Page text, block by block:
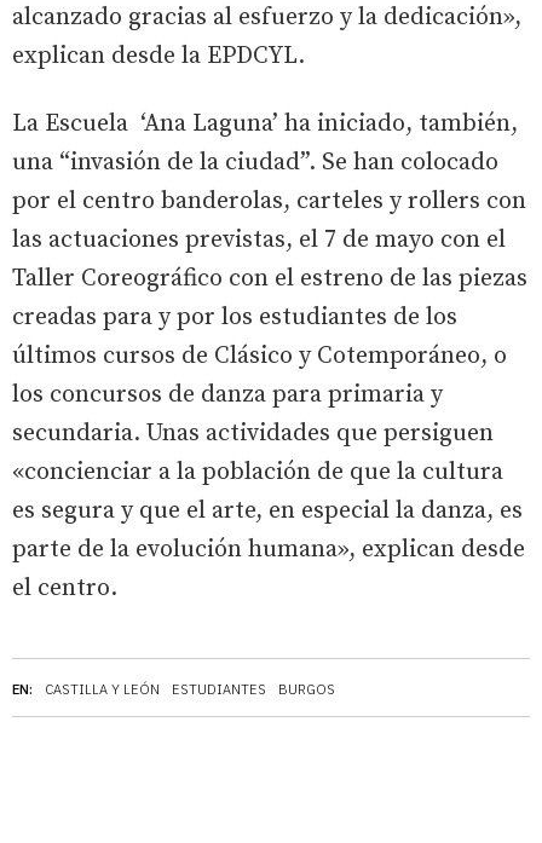
EN: CASTILLA Y LEÓN ESTUDIANTES BURGOS
alcanzado gracias al esfuerzo y la dedicación»,
explican desde la EPDCYL.
La Escuela ‘Ana Laguna’ ha iniciado, también,
una “invasión de la ciudad”. Se han colocado
por el centro banderolas, carteles y rollers con
las actuaciones previstas, el 7 de mayo con el
Taller Coreográfico con el estreno de las piezas
creadas para y por los estudiantes de los
últimos cursos de Clásico y Cotemporáneo, o
los concursos de danza para primaria y
secundaria. Unas actividades que persiguen
«concienciar a la población de que la cultura
es segura y que el arte, en especial la danza, es
parte de la evolución humana», explican desde
el centro.